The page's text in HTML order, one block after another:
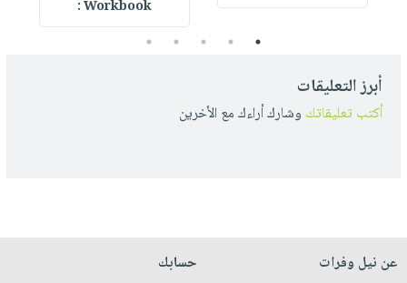
Workbook :
1
2
3
4
5
أبرز التعليقات
أكتب تعليقاتك وشارك أراءك مع الأخرين
عن نيل وفرات
حسابك